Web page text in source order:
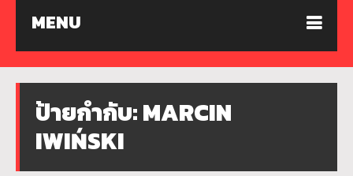
MENU
ป้ายกำกับ:MARCIN
IWIŃSKI